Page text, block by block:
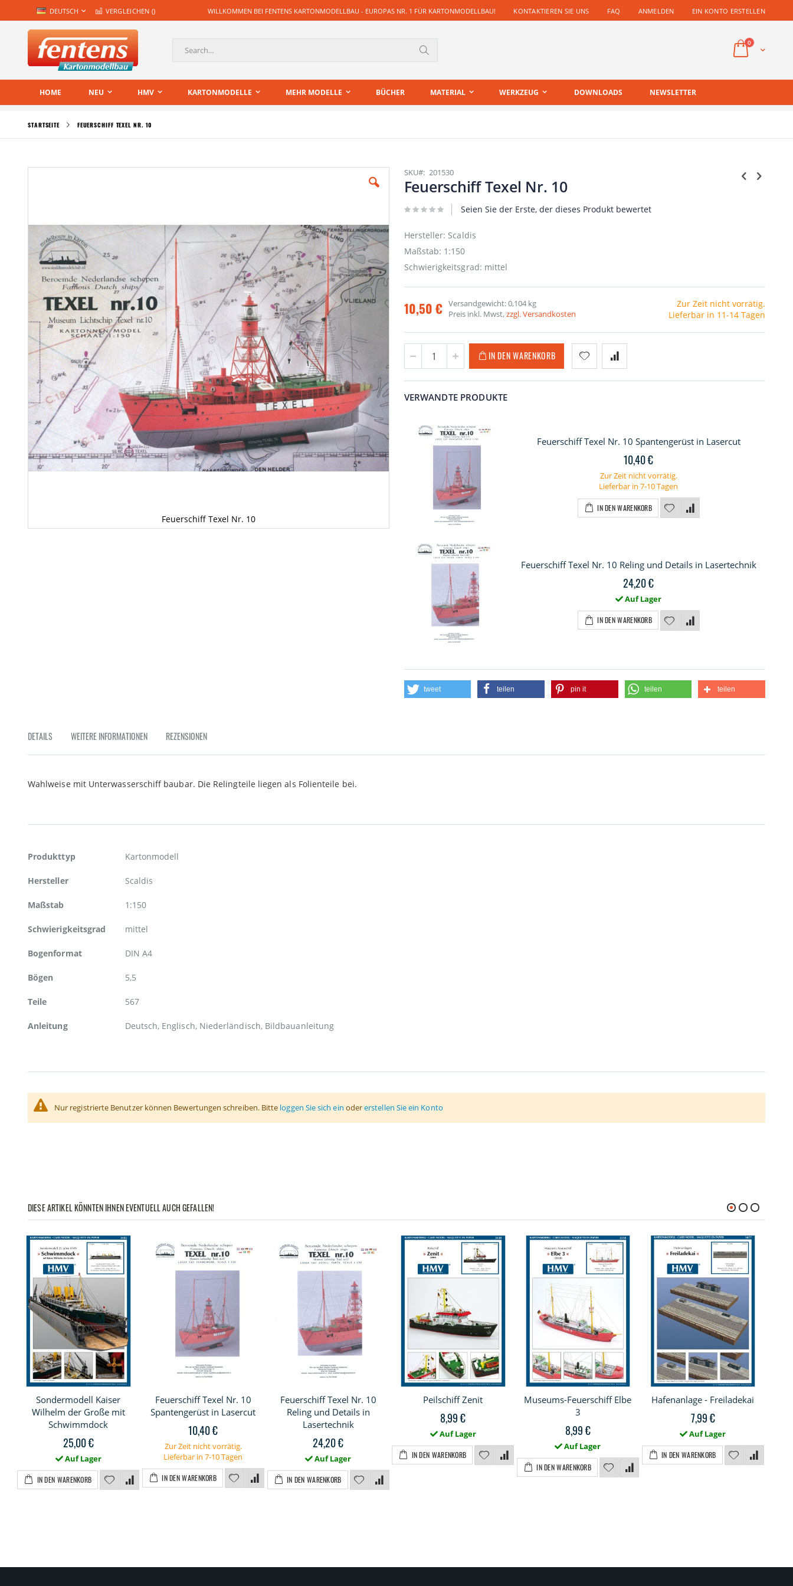
Zum
Inhalt
springen
SPRACHEDEUTSCH WILLKOMMEN BEI FENTENS KARTONMODELLBAU - EUROPAS NR. 1 FÜR KARTONMODELLBAU! KONTAKTIEREN SIE UNS
VERGLEICHEN () FAQ ANMELDEN EIN KONTO ERSTELLEN
Cart
0Artikel
HOME NEU HMV KARTONMODELLE MEHR MODELLE BÜCHER MATERIAL WERKZEUG DOWNLOADS NEWSLETTER
STARTSEITE FEUERSCHIFF TEXEL NR. 10
Feuerschiff Texel Nr. 10
SKU 201530
Feuerschiff Texel Nr. 10
Seien Sie der Erste, der dieses Produkt bewertet
Hersteller: Scaldis
Maßstab: 1:150
Schwierigkeitsgrad: mittel
10,50 € Versandgewicht: 0,104 kg
Preis inkl. Mwst,zzgl. Versandkosten
Zur Zeit nicht vorrätig.
Lieferbar in 11-14 Tagen
IN DEN WARENKORB
VERWANDTE PRODUKTE
Feuerschiff Texel Nr. 10 Spantengerüst in Lasercut
10,40 €
Zur Zeit nicht vorrätig.
Lieferbar in 7-10 Tagen
IN DEN WARENKORB
Feuerschiff Texel Nr. 10 Reling und Details in Lasertechnik
24,20 €
Auf Lager
IN DEN WARENKORB
tweet teilen pin it teilen teilen
DETAILS WEITERE INFORMATIONEN REZENSIONEN
Wahlweise mit Unterwasserschiff baubar. Die Relingteile liegen als Folienteile bei.
Weitere
Produkttyp Kartonmodell
Hersteller Scaldis
Maßstab 1:150
Schwierigkeitsgrad mittel
Bogenformat DIN A4
Bögen 5,5
Teile 567
Anleitung Deutsch, Englisch, Niederländisch, Bildbauanleitung
Nur registrierte Benutzer können Bewertungen schreiben. Bitte loggen Sie sich ein odererstellen Sie ein Konto
DIESE ARTIKEL KÖNNTEN IHNEN EVENTUELL AUCH GEFALLEN!
Sondermodell Kaiser
Wilhelm der Große mit
Schwimmdock
25,00 €
Auf Lager
IN DEN WARENKORB
Feuerschiff Texel Nr. 10
Spantengerüst in Lasercut
10,40 €
Zur Zeit nicht vorrätig.
Lieferbar in 7-10 Tagen
IN DEN WARENKORB
Feuerschiff Texel Nr. 10
Reling und Details in
Lasertechnik
24,20 €
Auf Lager
IN DEN WARENKORB
Peilschiff Zenit
8,99 €
Auf Lager
IN DEN WARENKORB
Museums-Feuerschiff Elbe
3
8,99 €
Auf Lager
IN DEN WARENKORB
Hafenanlage - Freiladekai
7,99 €
Auf Lager
IN DEN WARENKORB